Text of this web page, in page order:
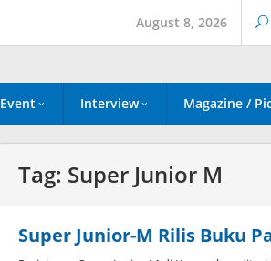
August 8, 2026
Event Interview Magazine /
Tag: Super Junior M
Super Junior-M Rilis Buku